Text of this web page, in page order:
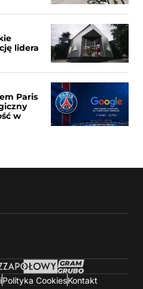
lidera
Paris
w
Polityka CookiesKontakt